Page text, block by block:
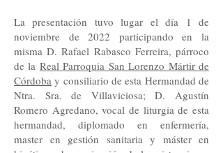
La presentación tuvo lugar el día 1 de
noviembre de 2022 participando en la
misma D. Rafael Rabasco Ferreira, párroco
de la Real Parroquia San Lorenzo Mártir de
Córdoba y consiliario de esta Hermandad de
Ntra. Sra. de Villaviciosa; D. Agustín
Romero Agredano, vocal de liturgia de esta
hermandad, diplomado en enfermería,
master en gestión sanitaria y máster en